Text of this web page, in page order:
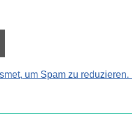
um Spam zu reduzieren.